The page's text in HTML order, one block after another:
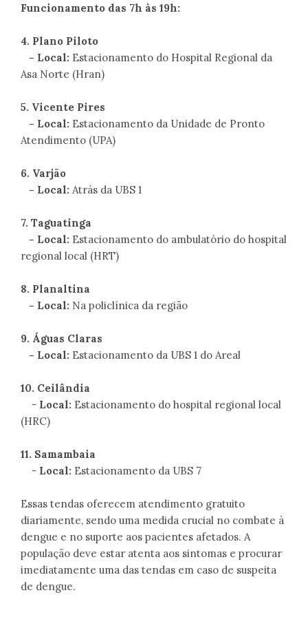
Funcionamento das 7h às 19h:
4. Plano Piloto
- Local: Estacionamento do Hospital Regional da
Asa Norte (Hran)
5. Vicente Pires
- Local: Estacionamento da Unidade de Pronto
Atendimento (UPA)
6. Varjão
- Local: Atrás da UBS 1
7. Taguatinga
- Local: Estacionamento do ambulatório do hospital
regional local (HRT)
8. Planaltina
- Local: Na policlínica da região
9. Águas Claras
- Local: Estacionamento da UBS 1 do Areal
10. Ceilândia
- Local: Estacionamento do hospital regional local
(HRC)
11. Samambaia
- Local: Estacionamento da UBS 7
Essas tendas oferecem atendimento gratuito
diariamente, sendo uma medida crucial no combate à
dengue e no suporte aos pacientes afetados. A
população deve estar atenta aos sintomas e procurar
imediatamente uma das tendas em caso de suspeita
de dengue.